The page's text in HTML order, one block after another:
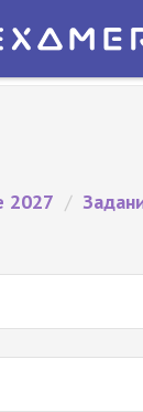
ЕГЭ 2027
2027 /